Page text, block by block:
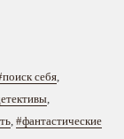
себя,
,
, #фантастические